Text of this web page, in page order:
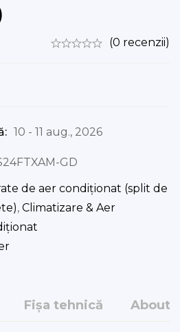
(0 recenzii)
10 - 11 aug., 2026
GD
de aer condiționat (split de
, Climatizare & Aer
Fișa tehnică About